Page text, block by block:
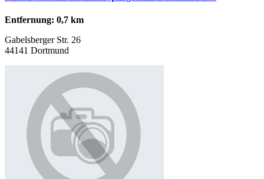
Entfernung: 0,7 km
Gabelsberger Str. 26
44141 Dortmund